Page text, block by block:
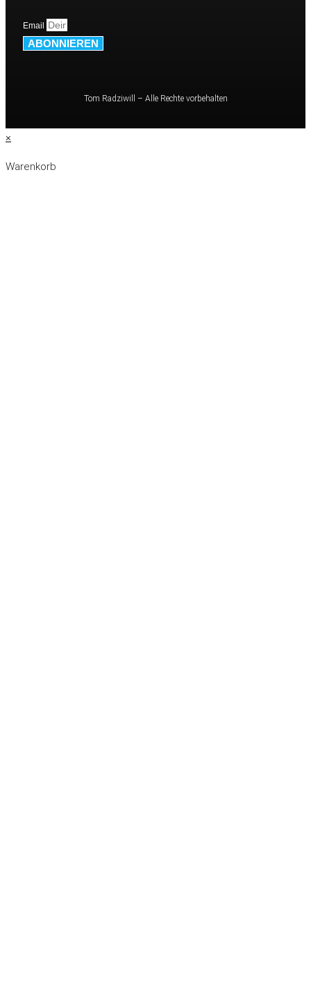
Email
ABONNIEREN
Tom Radziwill – Alle Rechte vorbehalten
×
Warenkorb